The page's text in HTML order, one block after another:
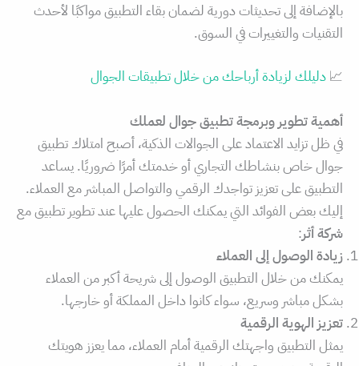
بالإضافة إلى تحديثات دورية لضمان بقاء التطبيق مواكبًا لأحدث
التقنيات والتغييرات في السوق.
📈 دليلك لزيادة أرباحك من خلال تطبيقات الجوال
أهمية تطوير وبرمجة تطبيق جوال لعملك
في ظل تزايد الاعتماد على الجوالات الذكية، أصبح امتلاك تطبيق
جوال خاص بنشاطك التجاري أو خدمتك أمرًا ضروريًا. يساعد
التطبيق على تعزيز تواجدك الرقمي والتواصل المباشر مع العملاء.
إليك بعض الفوائد التي يمكنك الحصول عليها عند تطوير تطبيق مع
شركة أثر:
زيادة الوصول إلى العملاء
يمكنك من خلال التطبيق الوصول إلى شريحة أكبر من العملاء
بشكل مباشر وسريع، سواء كانوا داخل المملكة أو خارجها.
تعزيز الهوية الرقمية
يمثل التطبيق واجهتك الرقمية أمام العملاء، مما يعزز هويتك